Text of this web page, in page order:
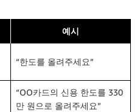
예시
“한도를 올려주세요”
“OO카드의 신용 한도를 330
만 원으로 올려주세요”